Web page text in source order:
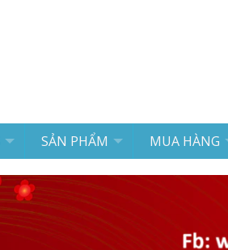
SẢN PHẨM MUA HÀNG